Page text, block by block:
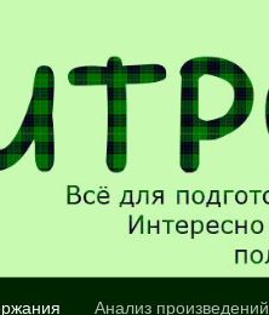
Анализ произведений